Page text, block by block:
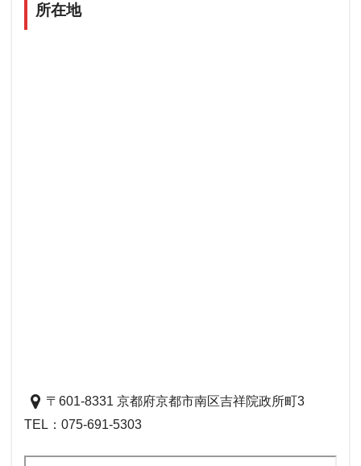
所在地
〒601-8331 京都府京都市南区吉祥院政所町3
TEL： 075-691-5303